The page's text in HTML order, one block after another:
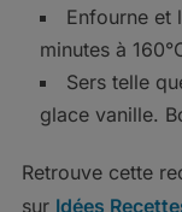
Enfourne et
minutes à
Sers telle
glace vanille.
Retrouve cette
sur Idées